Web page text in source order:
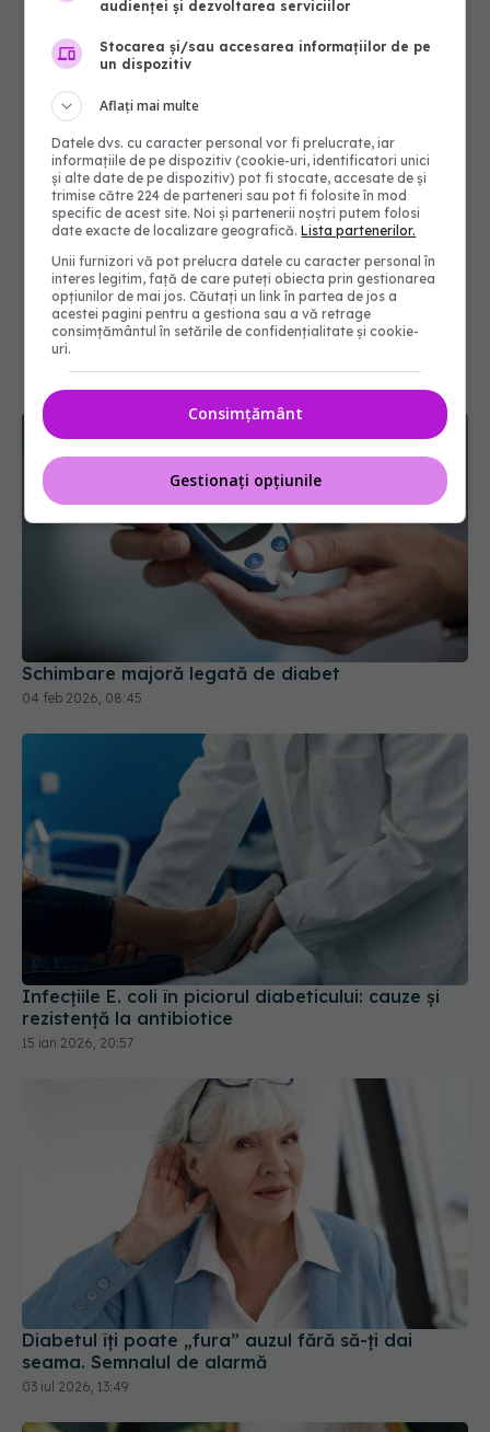
Schimbare majoră legată de diabet
Infecțiile E. coli în piciorul diabeticului: cauze și
rezistență la antibiotice
15 ian 2026, 20:57
Diabetul îți poate „fura” auzul fără să-ți dai
seama. Semnalul de alarmă
03 iul 2026, 13:49
audienței și dezvoltarea serviciilor
Stocarea și/sau accesarea informațiilor de pe
un dispozitiv
Aflați mai multe
Datele dvs. cu caracter personal vor fi prelucrate, iar
informațiile de pe dispozitiv (cookie-uri, identificatori unici
și alte date de pe dispozitiv) pot fi stocate, accesate de și
trimise către 224 de parteneri sau pot fi folosite în mod
specific de acest site. Noi și partenerii noștri putem folosi
date exacte de localizare geografică.Lista partenerilor.
Unii furnizori vă pot prelucra datele cu caracter personal în
interes legitim, față de care puteți obiecta prin gestionarea
opțiunilor de mai jos. Căutați un link în partea de jos a
acestei pagini pentru a gestiona sau a vă retrage
consimțământul în setările de confidențialitate și cookie-
uri.
Consimțământ
Gestionați opțiunile